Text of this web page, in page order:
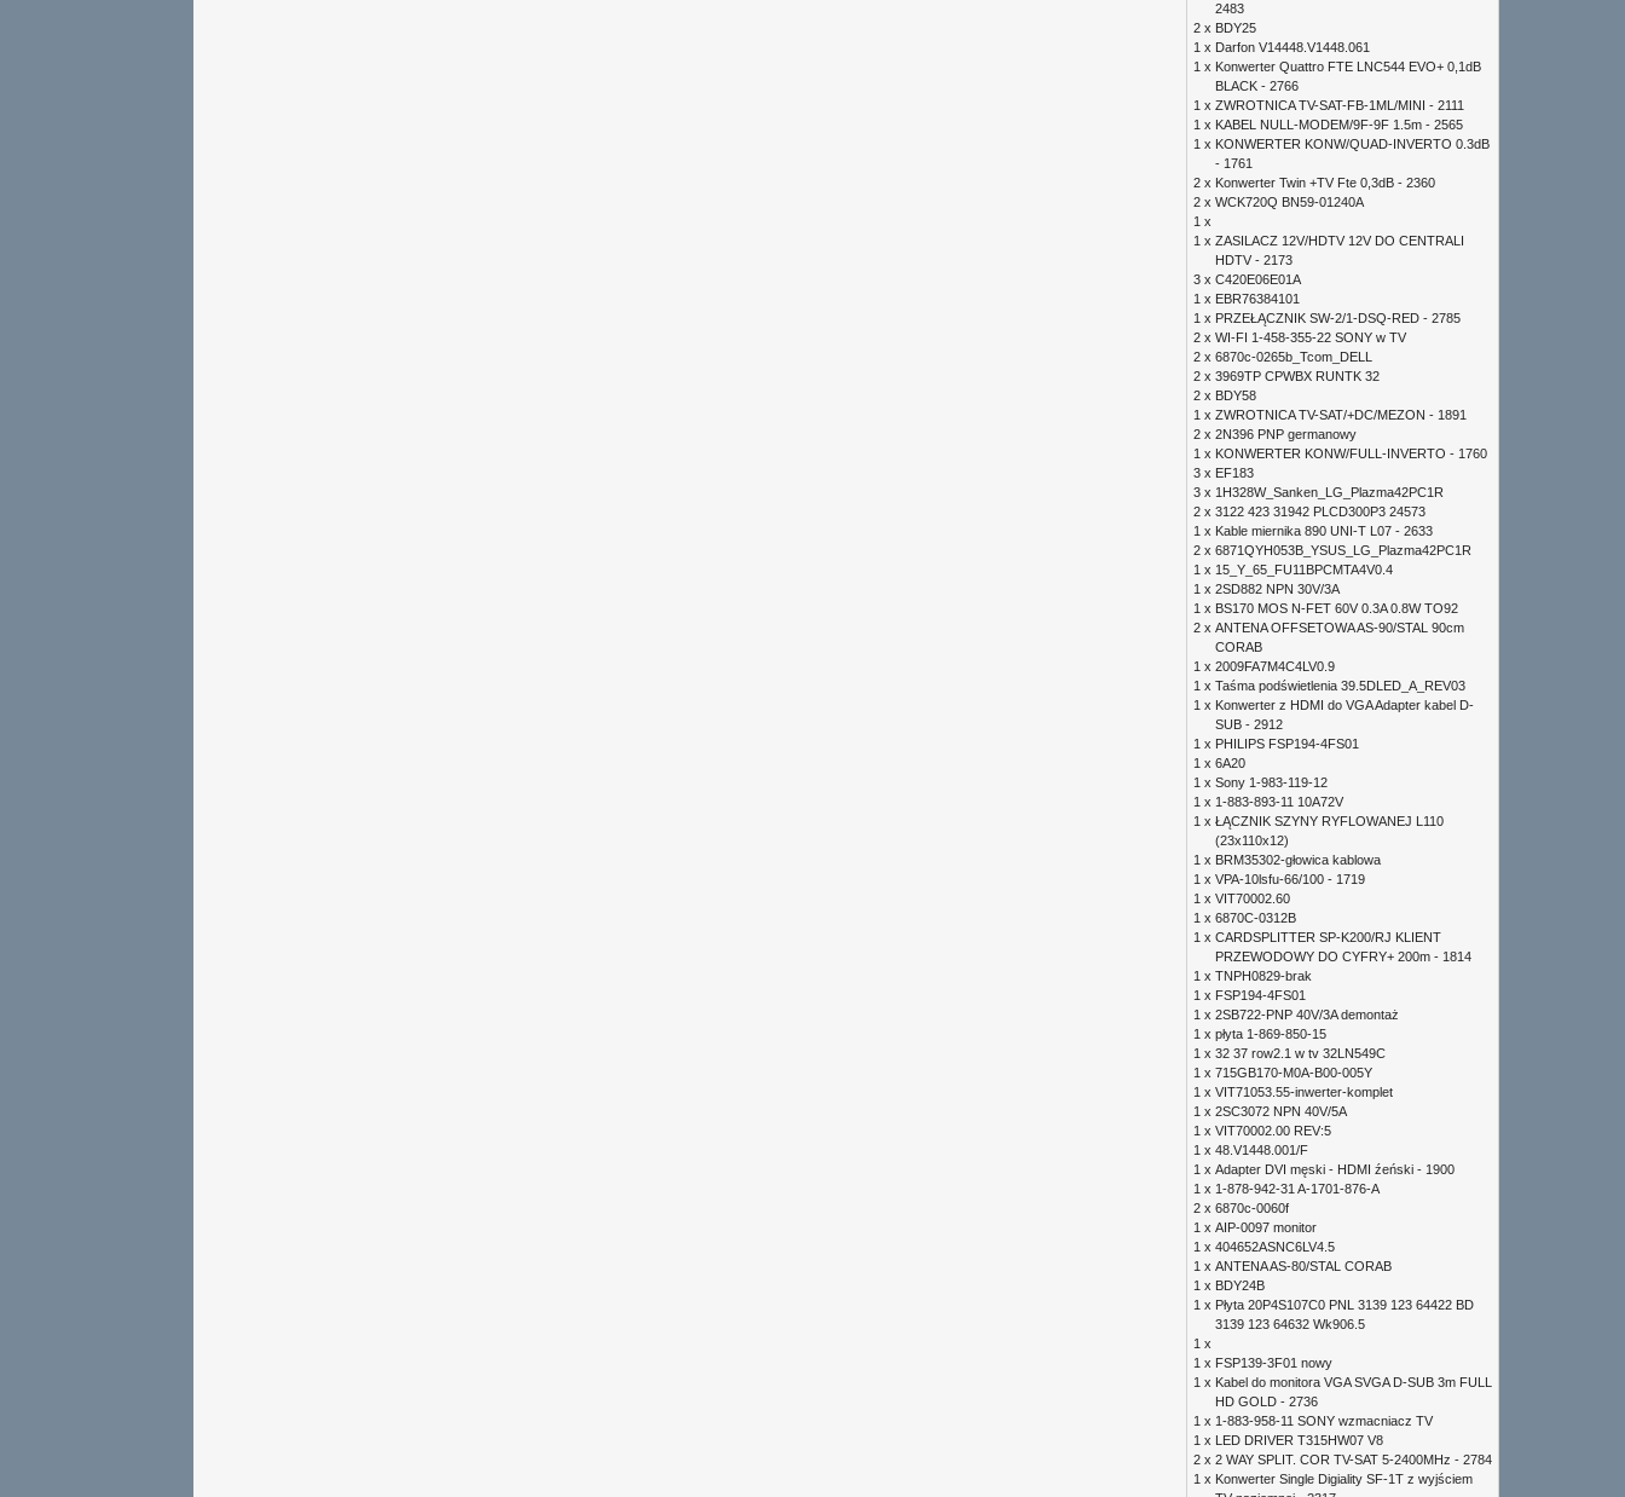
2483
2 x BDY25
1 x Darfon V14448.V1448.061
1 x Konwerter Quattro FTE LNC544 EVO+ 0,1dB
BLACK - 2766
1 x ZWROTNICA TV-SAT-FB-1ML/MINI - 2111
1 x KABEL NULL-MODEM/9F-9F 1.5m - 2565
1 x KONWERTER KONW/QUAD-INVERTO 0.3dB
- 1761
2 x Konwerter Twin +TV Fte 0,3dB - 2360
2 x WCK720Q BN59-01240A
1 x
1 x ZASILACZ 12V/HDTV 12V DO CENTRALI
HDTV - 2173
3 x C420E06E01A
1 x EBR76384101
1 x PRZEŁĄCZNIK SW-2/1-DSQ-RED - 2785
2 x WI-FI 1-458-355-22 SONY w TV
2 x 6870c-0265b_Tcom_DELL
2 x 3969TP CPWBX RUNTK 32
2 x BDY58
1 x ZWROTNICA TV-SAT/+DC/MEZON - 1891
2 x 2N396 PNP germanowy
1 x KONWERTER KONW/FULL-INVERTO - 1760
3 x EF183
3 x 1H328W_Sanken_LG_Plazma42PC1R
2 x 3122 423 31942 PLCD300P3 24573
1 x Kable miernika 890 UNI-T L07 - 2633
2 x 6871QYH053B_YSUS_LG_Plazma42PC1R
1 x 15_Y_65_FU11BPCMTA4V0.4
1 x 2SD882 NPN 30V/3A
1 x BS170 MOS N-FET 60V 0.3A 0.8W TO92
2 x ANTENA OFFSETOWA AS-90/STAL 90cm
CORAB
1 x 2009FA7M4C4LV0.9
1 x Taśma podświetlenia 39.5DLED_A_REV03
1 x Konwerter z HDMI do VGA Adapter kabel D-
SUB - 2912
1 x PHILIPS FSP194-4FS01
1 x 6A20
1 x Sony 1-983-119-12
1 x 1-883-893-11 10A72V
1 x ŁĄCZNIK SZYNY RYFLOWANEJ L110
(23x110x12)
1 x BRM35302-głowica kablowa
1 x VPA-10lsfu-66/100 - 1719
1 x VIT70002.60
1 x 6870C-0312B
1 x CARDSPLITTER SP-K200/RJ KLIENT
PRZEWODOWY DO CYFRY+ 200m - 1814
1 x TNPH0829-brak
1 x FSP194-4FS01
1 x 2SB722-PNP 40V/3A demontaż
1 x płyta 1-869-850-15
1 x 32 37 row2.1 w tv 32LN549C
1 x 715GB170-M0A-B00-005Y
1 x VIT71053.55-inwerter-komplet
1 x 2SC3072 NPN 40V/5A
1 x VIT70002.00 REV:5
1 x 48.V1448.001/F
1 x Adapter DVI męski - HDMI źeński - 1900
1 x 1-878-942-31 A-1701-876-A
2 x 6870c-0060f
1 x AIP-0097 monitor
1 x 404652ASNC6LV4.5
1 x ANTENA AS-80/STAL CORAB
1 x BDY24B
1 x Płyta 20P4S107C0 PNL 3139 123 64422 BD
3139 123 64632 Wk906.5
1 x
1 x FSP139-3F01 nowy
1 x Kabel do monitora VGA SVGA D-SUB 3m FULL
HD GOLD - 2736
1 x 1-883-958-11 SONY wzmacniacz TV
1 x
LED DRIVER T315HW07 V8
2 x 2 WAY SPLIT. COR TV-SAT 5-2400MHz - 2784
1 x Konwerter Single Digiality SF-1T z wyjściem